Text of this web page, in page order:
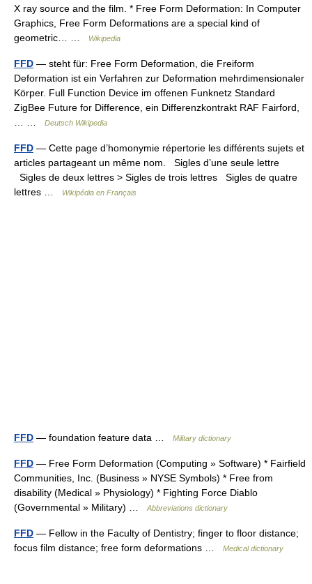
X ray source and the film. * Free Form Deformation: In Computer
Graphics, Free Form Deformations are a special kind of
geometric… …
Wikipedia
FFD — steht für: Free Form Deformation, die Freiform
Deformation ist ein Verfahren zur Deformation mehrdimensionaler
Körper. Full Function Device im offenen Funknetz Standard
ZigBee Future for Difference, ein Differenzkontrakt RAF Fairford,
Deutsch Wikipedia
FFD — Cette page d’homonymie répertorie les différents sujets et
articles partageant un même nom. Sigles d’une seule lettre
Sigles de deux lettres > Sigles de trois lettres Sigles de quatre
lettres …
Wikipédia en Français
FFD — foundation feature data … Military dictionary
FFD — Free Form Deformation (Computing » Software) * Fairfield
Communities, Inc. (Business » NYSE Symbols) * Free from
disability (Medical » Physiology) * Fighting Force Diablo
(Governmental » Military) …
Abbreviations dictionary
FFD — Fellow in the Faculty of Dentistry; finger to floor distance;
focus film distance; free form deformations …
Medical dictionary